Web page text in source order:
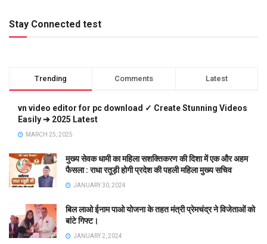
Stay Connected test
Trending Comments Latest
vn video editor for pc download ✓ Create Stunning Videos
Easily ➔ 2025 Latest
MARCH 25, 2025
मुख्य सेवक धामी का महिला सशक्तिकरण की दिशा में एक और अहम
फैसला : राधा रतूड़ी होगी प्रदेश की पहली महिला मुख्य सचिव
JANUARY 30, 2024
बिल लाओ ईनाम पाओ योजना के तहत मंत्री प्रेमचंद्र ने विजेताओं को
बांटे गिफ्ट।
JANUARY 2, 2024